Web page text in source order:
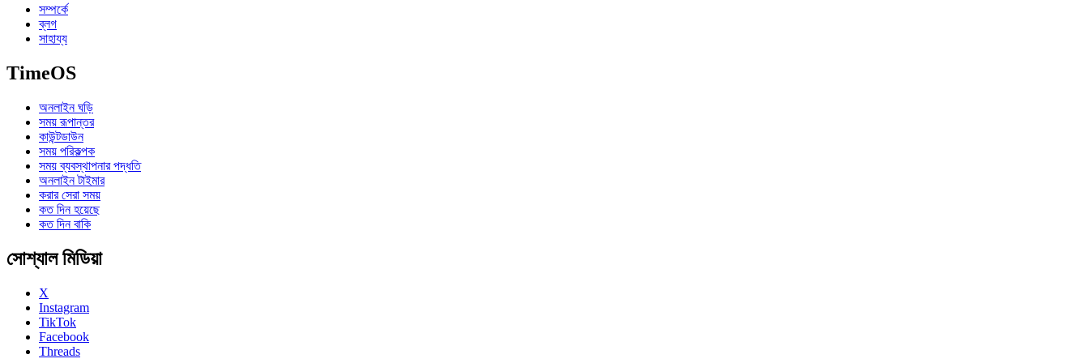
সম্পর্কে
ব্লগ
সাহায্য
TimeOS
অনলাইন ঘড়ি
সময় রূপান্তর
কাউন্টডাউন
সময় পরিকল্পক
সময় ব্যবস্থাপনার পদ্ধতি
অনলাইন টাইমার
করার সেরা সময়
কত দিন হয়েছে
কত দিন বাকি
সোশ্যাল মিডিয়া
X
Instagram
TikTok
Facebook
Threads